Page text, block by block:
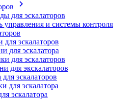
для эскалаторов
управления и системы контроля
для эскалаторов
для эскалатора
для эскалаторов
для экскалаторов
для эскалаторов
для эскалатора
эскалатора